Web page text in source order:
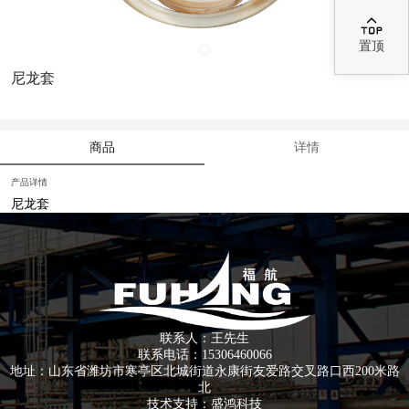

置顶
尼龙套
商品 详情
产品详情
尼龙套
联系人：王先生
联系电话：15306460066
地址：山东省潍坊市寒亭区北城街道永康街友爱路交叉路口西200米路
北
技术支持：盛鸿科技